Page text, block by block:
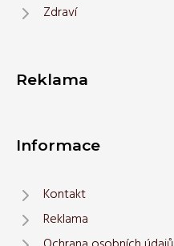
Zdraví
Reklama
Informace
Kontakt
Reklama